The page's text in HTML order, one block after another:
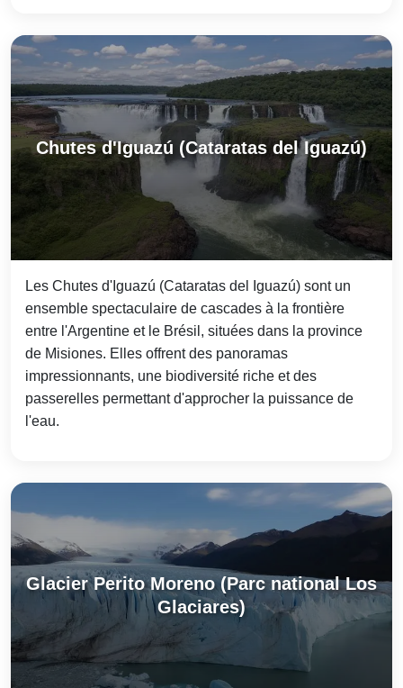
Chutes d'Iguazú (Cataratas del Iguazú)
Les Chutes d'Iguazú (Cataratas del Iguazú) sont un
ensemble spectaculaire de cascades à la frontière
entre l'Argentine et le Brésil, situées dans la province
de Misiones. Elles offrent des panoramas
impressionnants, une biodiversité riche et des
passerelles permettant d'approcher la puissance de
l'eau.
Glacier Perito Moreno (Parc national Los
Glaciares)